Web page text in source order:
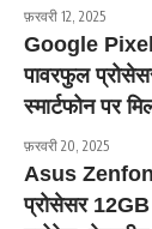
फ़रवरी 12, 2025
Google
पावरफुल
स्मार्टफोन पर
फ़रवरी 20, 2025
Asus
प्रोसेसर